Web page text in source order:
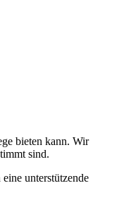
bieten kann. Wir
sind.
unterstützende